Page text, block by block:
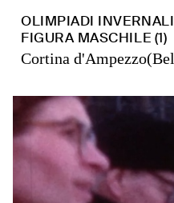
OLIMPIADI
FIGURA MASCHILE (1)
Cortina